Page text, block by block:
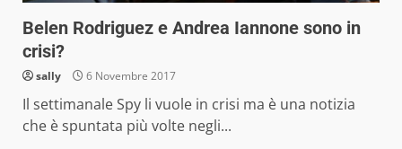
Belen Rodriguez e Andrea Iannone sono in
crisi?
sally 6 Novembre 2017
Il settimanale Spy li vuole in crisi ma è una notizia
che è spuntata più volte negli...